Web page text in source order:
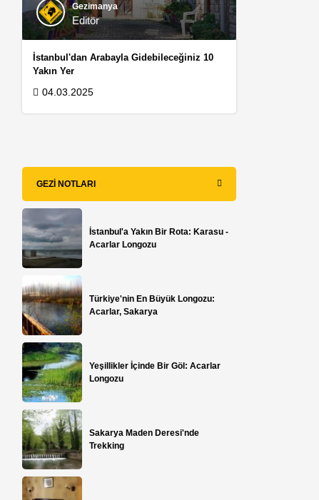
Gezimanya
Editör
İstanbul'dan Arabayla Gidebileceğiniz 10
Yakın Yer
04.03.2025
GEZI NOTLARI
İstanbul'a Yakın Bir Rota: Karasu -
Acarlar Longozu
Türkiye'nin En Büyük Longozu:
Acarlar, Sakarya
Yeşillikler İçinde Bir Göl: Acarlar
Longozu
Sakarya Maden Deresi'nde
Trekking